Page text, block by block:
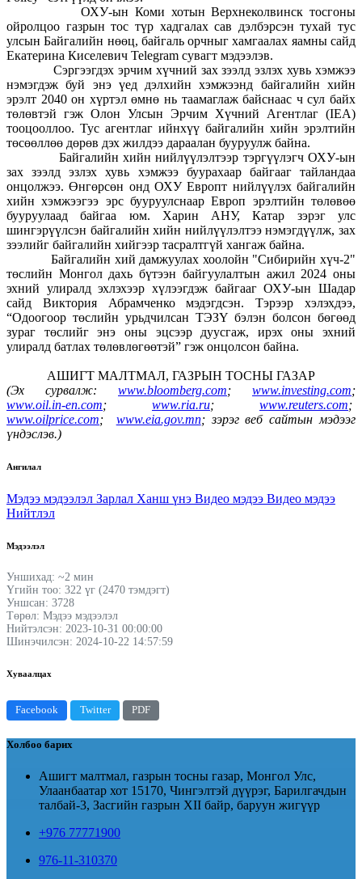
ОХУ-ын Коми хотын Верхнеколвинск тосгоны
ойролцоо газрын тос түр хадгалах сав дэлбэрсэн тухай тус
улсын Байгалийн нөөц, байгаль орчныг хамгаалах яамны сайд
Екатерина Киселевич Telegram сувагт мэдээлэв.
Сэргээгдэх эрчим хүчний зах зээлд эзлэх хувь хэмжээ
нэмэгдэж буй энэ үед дэлхийн хэмжээнд байгалийн хийн
эрэлт 2040 он хүртэл өмнө нь таамаглаж байснаас ч сул байх
төлөвтэй гэж Олон Улсын Эрчим Хүчний Агентлаг (IEA)
тооцооллоо. Тус агентлаг ийнхүү байгалийн хийн эрэлтийн
төсөөллөө дөрөв дэх жилдээ дараалан бууруулж байна.
Байгалийн хийн нийлүүлэлтээр тэргүүлэгч ОХУ-ын
зах зээлд эзлэх хувь хэмжээ буурахаар байгааг тайландаа
онцолжээ. Өнгөрсөн онд ОХУ Европт нийлүүлэх байгалийн
хийн хэмжээгээ эрс бууруулснаар Европ эрэлтийн төлөвөө
бууруулаад байгаа юм. Харин АНУ, Катар зэрэг улс
шингэрүүлсэн байгалийн хийн нийлүүлэлтээ нэмэгдүүлж, зах
зээлийг байгалийн хийгээр тасралтгүй хангаж байна.
Байгалийн хий дамжуулах хоолойн "Сибирийн хүч-2"
төслийн Монгол дахь бүтээн байгуулалтын ажил 2024 оны
эхний улиралд эхлэхээр хүлээгдэж байгааг ОХУ-ын Шадар
сайд Виктория Абрамченко мэдэгдсэн. Тэрээр хэлэхдээ,
“Одоогоор төслийн урьдчилсан ТЭЗҮ бэлэн болсон бөгөөд
зураг төслийг энэ оны эцсээр дуусгаж, ирэх оны эхний
улиралд батлах төлөвлөгөөтэй” гэж онцолсон байна.
АШИГТ МАЛТМАЛ, ГАЗРЫН ТОСНЫ ГАЗАР
(Эх сурвалж: www.bloomberg.com; www.investing.com;
www.oil.in-en.com; www.ria.ru; www.reuters.com;
www.oilprice.com; www.eia.gov.mn;зэрэгвеб сайтын мэдээг
үндэслэв.)
Ангилал
Мэдээ мэдээлэл Зарлал Ханш үнэ Видео мэдээ Видео мэдээ
Нийтлэл
Мэдээлэл
Уншихад: ~2 мин
Үгийн тоо: 322 үг (2470 тэмдэгт)
Уншсан: 3728
Төрөл: Мэдээ мэдээлэл
Нийтэлсэн: 2023-10-31 00:00:00
Шинэчилсэн: 2024-10-22 14:57:59
Хуваалцах
Facebook Twitter PDF
Холбоо барих
Ашигт малтмал, газрын тосны газар, Монгол Улс,
Улаанбаатар хот 15170, Чингэлтэй дүүрэг, Барилгачдын
талбай-3, Засгийн газрын XII байр, баруун жигүүр
+976 77771900
976-11-310370